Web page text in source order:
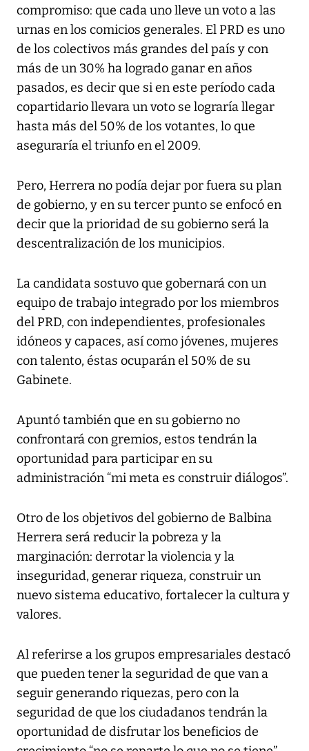
compromiso: que cada uno lleve un voto a las
urnas en los comicios generales. El PRD es uno
de los colectivos más grandes del país y con
más de un 30% ha logrado ganar en años
pasados, es decir que si en este período cada
copartidario llevara un voto se lograría llegar
hasta más del 50% de los votantes, lo que
aseguraría el triunfo en el 2009.
Pero, Herrera no podía dejar por fuera su plan
de gobierno, y en su tercer punto se enfocó en
decir que la prioridad de su gobierno será la
descentralización de los municipios.
La candidata sostuvo que gobernará con un
equipo de trabajo integrado por los miembros
del PRD, con independientes, profesionales
idóneos y capaces, así como jóvenes, mujeres
con talento, éstas ocuparán el 50% de su
Gabinete.
Apuntó también que en su gobierno no
confrontará con gremios, estos tendrán la
oportunidad para participar en su
administración “mi meta es construir diálogos”.
Otro de los objetivos del gobierno de Balbina
Herrera será reducir la pobreza y la
marginación: derrotar la violencia y la
inseguridad, generar riqueza, construir un
nuevo sistema educativo, fortalecer la cultura y
valores.
Al referirse a los grupos empresariales destacó
que pueden tener la seguridad de que van a
seguir generando riquezas, pero con la
seguridad de que los ciudadanos tendrán la
oportunidad de disfrutar los beneficios de